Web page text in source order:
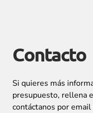
Contacto
Si quieres más
presupuesto, rellena
contáctanos por